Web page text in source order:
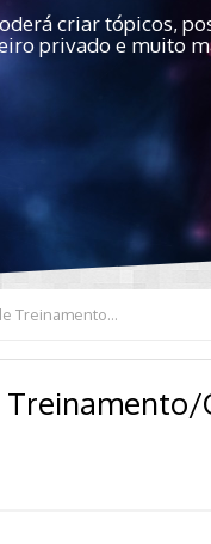
criar tópicos,
privado e muito
Coletânea de PDF's sobre Golf MK7 [Manuais Técnicos, Apostilas de Treinamento/Cursos, Vcds, Tutoriais]
Treinamento/